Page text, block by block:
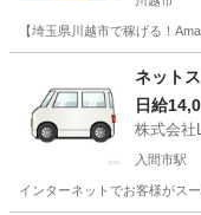
【埼玉県川越市で稼げる！
ドライバ
ネット
日給
株式会社
入間市駅
インターネットでお客様がス